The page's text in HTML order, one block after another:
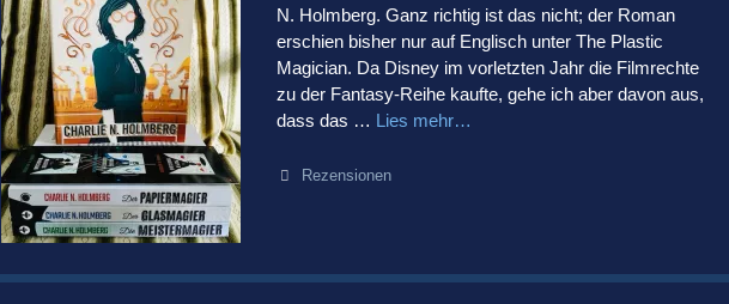
N. Holmberg. Ganz richtig ist das nicht; der Roman
erschien bisher nur auf Englisch unter The Plastic
Magician. Da Disney im vorletzten Jahr die Filmrechte
zu der Fantasy-Reihe kaufte, gehe ich aber davon aus,
dass das … Lies mehr…
Kategorien
Rezensionen